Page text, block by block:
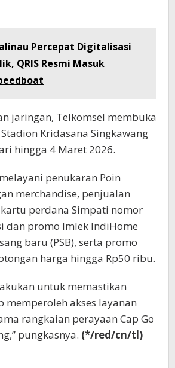
Percepat Digitalisasi
QRIS Resmi Masuk
jaringan, Telkomsel membuka
Kridasana Singkawang
hingga 4 Maret 2026.
penukaran Poin
merchandise, penjualan
perdana Simpati nomor
dan promo Imlek IndiHome
baru (PSB), serta promo
harga hingga Rp50 ribu.
untuk memastikan
memperoleh akses layanan
rangkaian perayaan Cap Go
pungkasnya. (*/red/cn/tl)